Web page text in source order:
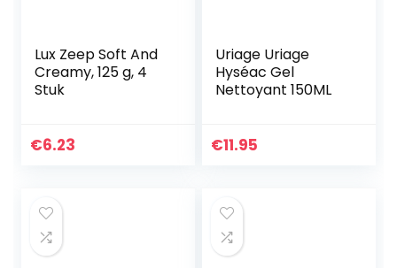
Lux Zeep Soft And
Creamy, 125 g, 4
Stuk
€6.23
Uriage Uriage
Hyséac Gel
Nettoyant 150ML
€11.95